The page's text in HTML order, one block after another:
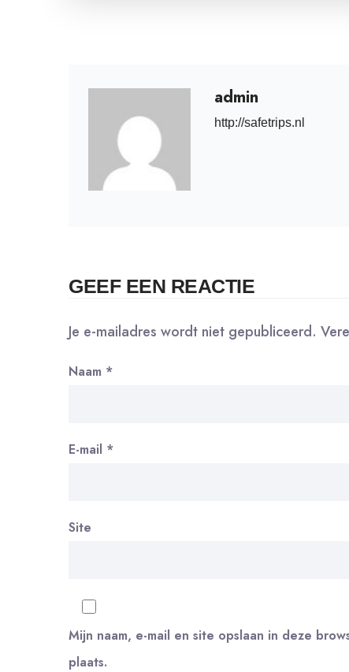
admin
http://safetrips.nl
GEEF EEN REACTIE
Je e-mailadres wordt niet gepubliceerd.
Naam *
E-mail *
Site
Mijn naam, e-mail en site opslaan in deze
plaats.